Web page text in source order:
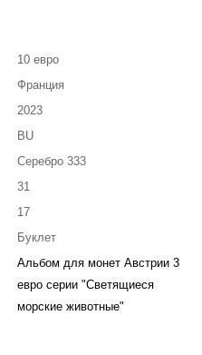
10 евро
Франция
2023
BU
Серебро 333
31
17
Буклет
Альбом для монет Австрии 3
евро серии "Светящиеся
морские животные"